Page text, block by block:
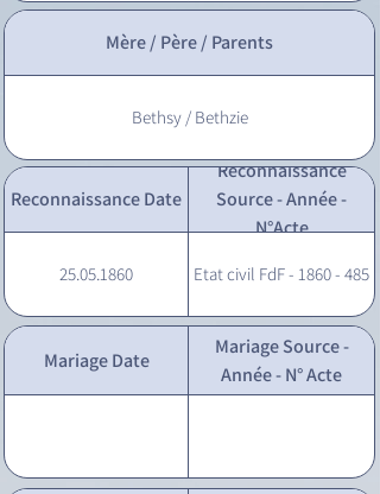
Mère / Père / Parents
Bethsy / Bethzie
Reconnaissance Date
Reconnaissance
Source - Année -
N°Acte
25.05.1860 Etat civil FdF - 1860 - 485
Mariage Date
Mariage Source -
Année - N° Acte